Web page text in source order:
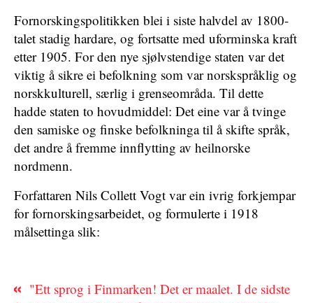
Fornorskingspolitikken blei i siste halvdel av 1800-
talet stadig hardare, og fortsatte med uforminska kraft
etter 1905. For den nye sjølvstendige staten var det
viktig å sikre ei befolkning som var norskspråklig og
norskkulturell, særlig i grenseområda. Til dette
hadde staten to hovudmiddel: Det eine var å tvinge
den samiske og finske befolkninga til å skifte språk,
det andre å fremme innflytting av heilnorske
nordmenn.
Forfattaren Nils Collett Vogt var ein ivrig forkjempar
for fornorskingsarbeidet, og formulerte i 1918
målsettinga slik:
"Ett sprog i Finmarken! Det er maalet. I de sidste